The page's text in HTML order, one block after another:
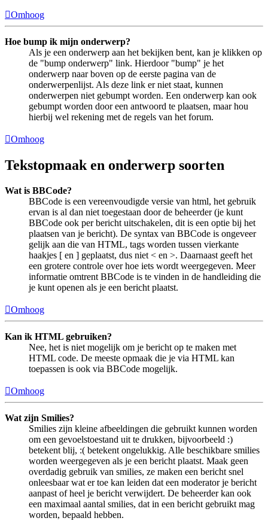
Omhoog
Hoe bump ik mijn onderwerp?
Als je een onderwerp aan het bekijken bent, kan je klikken op
de "bump onderwerp" link. Hierdoor "bump" je het
onderwerp naar boven op de eerste pagina van de
onderwerpenlijst. Als deze link er niet staat, kunnen
onderwerpen niet gebumpt worden. Een onderwerp kan ook
gebumpt worden door een antwoord te plaatsen, maar hou
hierbij wel rekening met de regels van het forum.
Omhoog
Tekstopmaak en onderwerp soorten
Wat is BBCode?
BBCode is een vereenvoudigde versie van html, het gebruik
ervan is al dan niet toegestaan door de beheerder (je kunt
BBCode ook per bericht uitschakelen, dit is een optie bij het
plaatsen van je bericht). De syntax van BBCode is ongeveer
gelijk aan die van HTML, tags worden tussen vierkante
haakjes [ en ] geplaatst, dus niet < en >. Daarnaast geeft het
een grotere controle over hoe iets wordt weergegeven. Meer
informatie omtrent BBCode is te vinden in de handleiding die
je kunt openen als je een bericht plaatst.
Omhoog
Kan ik HTML gebruiken?
Nee, het is niet mogelijk om je bericht op te maken met
HTML code. De meeste opmaak die je via HTML kan
toepassen is ook via BBCode mogelijk.
Omhoog
Wat zijn Smilies?
Smilies zijn kleine afbeeldingen die gebruikt kunnen worden
om een gevoelstoestand uit te drukken, bijvoorbeeld :)
betekent blij, :( betekent ongelukkig. Alle beschikbare smilies
worden weergegeven als je een bericht plaatst. Maak geen
overdadig gebruik van smilies, ze maken een bericht snel
onleesbaar wat er toe kan leiden dat een moderator je bericht
aanpast of heel je bericht verwijdert. De beheerder kan ook
een maximaal aantal smilies, dat in een bericht gebruikt mag
worden, bepaald hebben.